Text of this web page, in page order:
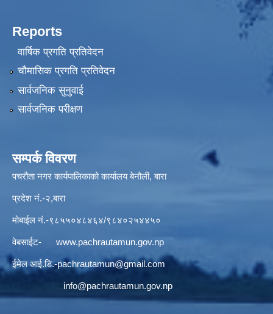
Reports
वार्षिक प्रगति प्रतिवेदन
चौमासिक प्रगति प्रतिवेदन
सार्वजनिक सुनुवाई
सार्वजनिक परीक्षण
सम्पर्क विवरण
पचरौता नगर कार्यपालिकाको कार्यालय बेनौली, बारा
प्रदेश नं.-२,बारा
मोबाईल नं.-९८५५०४८४६४/९८४०२५४४५०
वेबसाईट- www.pachrautamun.gov.np
ईमेल आई.डि.-pachrautamun@gmail.com
info@pachrautamun.gov.np